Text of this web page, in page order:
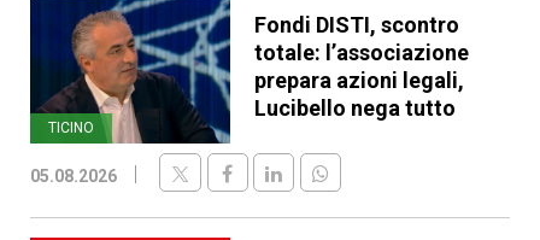
TICINO
Fondi DISTI, scontro
totale: l’associazione
prepara azioni legali,
Lucibello nega tutto
05.08.2026